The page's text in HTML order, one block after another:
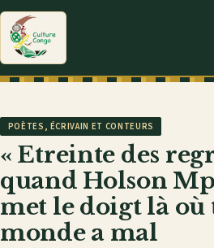
POÈTES, ÉCRIVAIN ET CONTEURS
« Etreinte des
quand Holson
met le doigt là où
monde a mal